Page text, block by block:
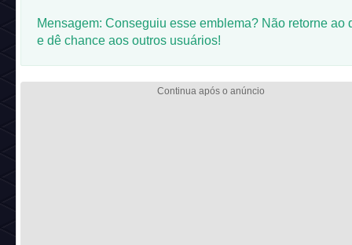
Mensagem: Conseguiu esse emblema? Não retorne ao
e dê chance aos outros usuários!